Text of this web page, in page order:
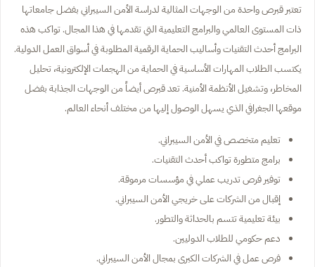
تعتبر قبرص واحدة من الوجهات المثالية لدراسة الأمن السيبراني بفضل جامعاتها
ذات المستوى العالمي والبرامج التعليمية التي تقدمها في هذا المجال. تواكب هذه
البرامج أحدث التقنيات وأساليب الحماية الرقمية المطلوبة في أسواق العمل الدولية.
يكتسب الطلاب المهارات الأساسية في الحماية من الهجمات الإلكترونية، تحليل
المخاطر، وتشغيل الأنظمة الأمنية. تعد قبرص أيضاً من الوجهات الجذابة بفضل
موقعها الجغرافي الذي يسهل الوصول إليها من مختلف أنحاء العالم.
تعليم متخصص في الأمن السيبراني.
برامج متطورة تواكب أحدث التقنيات.
توفير فرص تدريب عملي في مؤسسات مرموقة.
إقبال من الشركات على خريجي الأمن السيبراني.
بيئة تعليمية تتسم بالحداثة والتطور.
دعم حكومي للطلاب الدوليين.
فرص عمل في الشركات الكبرى بمجال الأمن السيبراني.